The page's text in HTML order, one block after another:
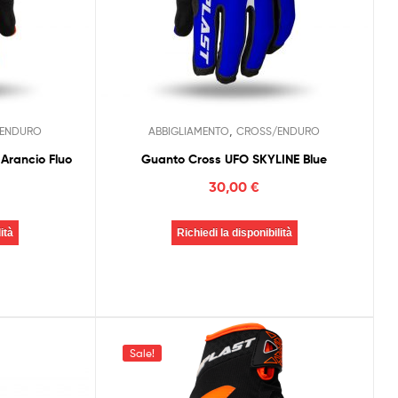
Fluo
ABBIGLIAMENTO ,CROSS/ENDURO
Guanto Cross UFO SKYLINE Blue
30,00€
Richiedi la disponibilità
Sale!